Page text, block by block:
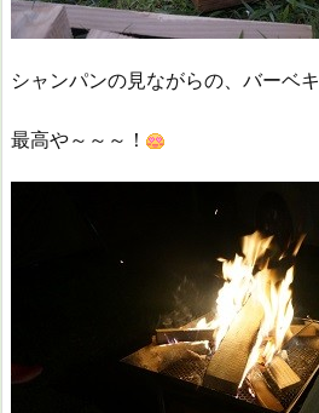
シャンパンの見ながらの、バーベ
最高や～～～！